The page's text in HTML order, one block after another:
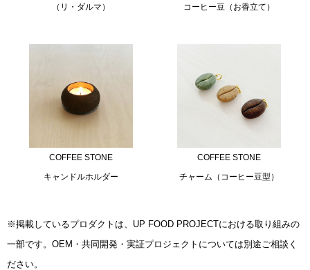
（リ・ダルマ）
コーヒー豆（お香立て）
COFFEE STONE
キャンドルホルダー
COFFEE STONE
チャーム（コーヒー豆型）
※掲載しているプロダクトは、UP FOOD PROJECTにおける取り組みの
一部です。OEM・共同開発・実証プロジェクトについては別途ご相談く
ださい。